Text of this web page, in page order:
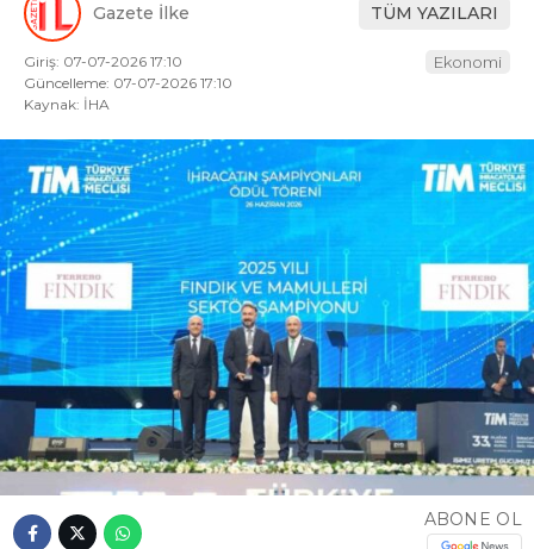
Gazete İlke TÜM YAZILARI
Giriş: 07-07-2026 17:10
Güncelleme: 07-07-2026 17:10
Kaynak: İHA
Ekonomi
ABONE OL